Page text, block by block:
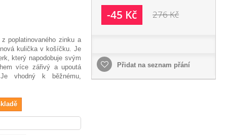
poplatinovaného zinku a
kulička v košíčku. Je
který napodobuje svým
více zářivý a upoutá
vhodný k běžnému,
-45 Kč 276 Kč
Přidat na seznam přání